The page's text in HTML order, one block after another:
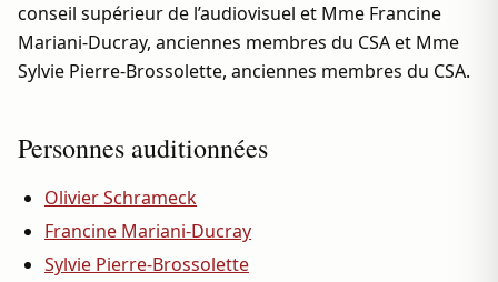
conseil supérieur de l’audiovisuel et Mme Francine
Mariani-Ducray, anciennes membres du CSA et Mme
Sylvie Pierre-Brossolette, anciennes membres du CSA.
Personnes auditionnées
Olivier Schrameck
Francine Mariani-Ducray
Sylvie Pierre-Brossolette